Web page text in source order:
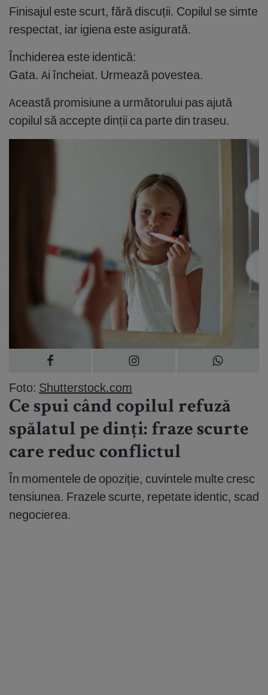
Finisajul este scurt, fără discuții. Copilul se simte
respectat, iar igiena este asigurată.
Închiderea este identică:
Gata. Ai încheiat. Urmează povestea.
Această promisiune a următorului pas ajută
copilul să accepte dinții ca parte din traseu.
Foto: Shutterstock.com
Ce spui când copilul refuză
spălatul pe dinți: fraze scurte
care reduc conflictul
În momentele de opoziție, cuvintele multe cresc
tensiunea. Frazele scurte, repetate identic, scad
negocierea.